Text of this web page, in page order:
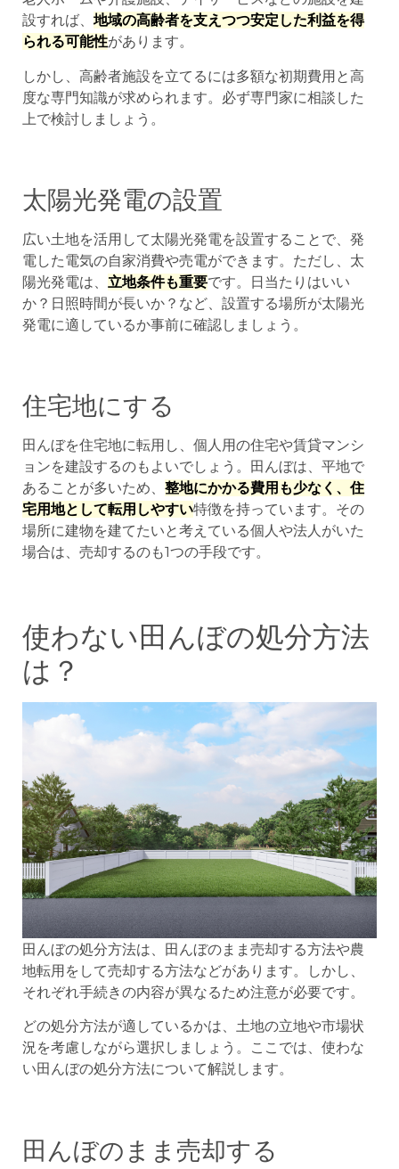
設すれば、 地域の高齢者を支えつつ安定した利益を得
られる可能性があります。
しかし、高齢者施設を立てるには多額な初期費用と高
度な専門知識が求められます。必ず専門家に相談した
上で検討しましょう。
太陽光発電の設置
広い土地を活用して太陽光発電を設置することで、発
電した電気の自家消費や売電ができます。ただし、太
陽光発電は、 立地条件も重要です。日当たりはいい
か？日照時間が長いか？など、設置する場所が太陽光
発電に適しているか事前に確認しましょう。
住宅地にする
田んぼを住宅地に転用し、個人用の住宅や賃貸マンシ
ョンを建設するのもよいでしょう。田んぼは、平地で
あることが多いため、 整地にかかる費用も少なく、住
宅用地として転用しやすい特徴を持っています。その
場所に建物を建てたいと考えている個人や法人がいた
場合は、売却するのも1つの手段です。
使わない田んぼの処分方法
は？
田んぼの処分方法は、田んぼのまま売却する方法や農
地転用をして売却する方法などがあります。しかし、
それぞれ手続きの内容が異なるため注意が必要です。
どの処分方法が適しているかは、土地の立地や市場状
況を考慮しながら選択しましょう。ここでは、使わな
い田んぼの処分方法について解説します。
田んぼのまま売却する